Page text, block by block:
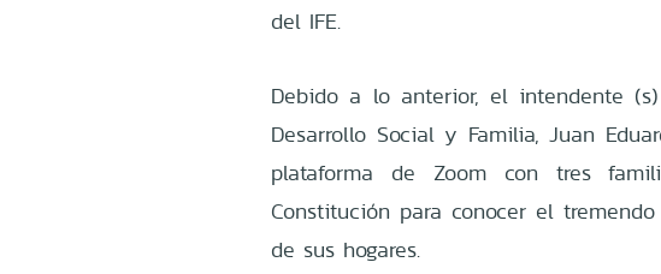
del IFE.
Debido a lo anterior, el intendente
Desarrollo Social y Familia, Juan
plataforma de Zoom con tres
Constitución para conocer el
de sus hogares.